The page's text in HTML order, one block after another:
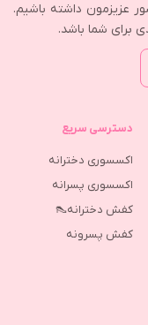
عزیزمون داشته باشیم.
برای شما باشد.
دسترسی سریع
اکسسوری دخترانه
اکسسوری پسرانه
کفش دخترانه👠
كفش پسرونه